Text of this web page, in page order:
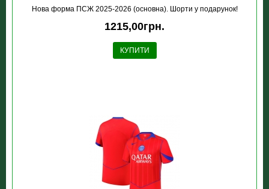
Нова форма ПСЖ 2025-2026 (основна). Шорти у подарунок!
1215,00грн.
КУПИТИ